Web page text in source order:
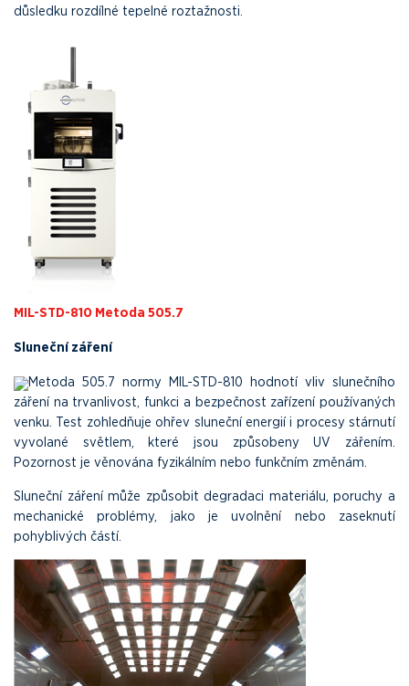
důsledku rozdílné tepelné roztažnosti.
MIL-STD-810 Metoda 505.7
Sluneční záření
Metoda 505.7 normy MIL-STD-810 hodnotí vliv slunečního
záření na trvanlivost, funkci a bezpečnost zařízení používaných
venku. Test zohledňuje ohřev sluneční energií i procesy stárnutí
vyvolané světlem, které jsou způsobeny UV zářením.
Pozornost je věnována fyzikálním nebo funkčním změnám.
Sluneční záření může způsobit degradaci materiálu, poruchy a
mechanické problémy, jako je uvolnění nebo zaseknutí
pohyblivých částí.